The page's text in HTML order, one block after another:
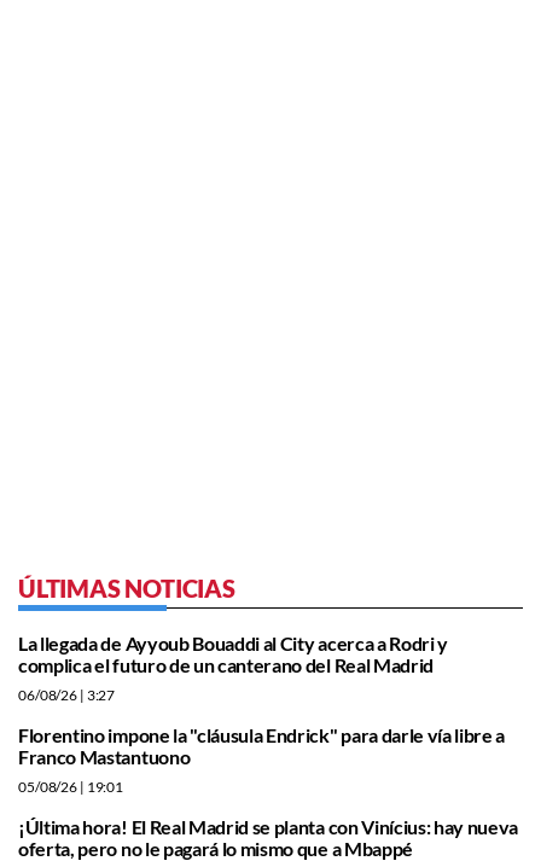
ÚLTIMAS NOTICIAS
La llegada de Ayyoub Bouaddi al City acerca a Rodri y
complica el futuro de un canterano del Real Madrid
06/08/26 | 3:27
Florentino impone la "cláusula Endrick" para darle vía libre a
Franco Mastantuono
05/08/26 | 19:01
¡Última hora! El Real Madrid se planta con Vinícius: hay nueva
oferta, pero no le pagará lo mismo que a Mbappé